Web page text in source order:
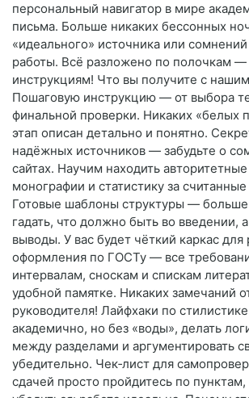
персональный навигатор в мире
письма. Больше никаких бессонных
«идеального» источника или сомнений
работы. Всё разложено по полочкам —
инструкциям! Что вы получите с
Пошаговую инструкцию — от выбора
финальной проверки. Никаких «белых
этап описан детально и понятно.
надёжных источников — забудьте о
сайтах. Научим находить
монографии и статистику за
Готовые шаблоны структуры —
гадать, что должно быть во введении,
выводы. У вас будет чёткий каркас
оформления по ГОСТу — все
интервалам, сноскам и спискам
удобной памятке. Никаких замечаний
руководителя! Лайфхаки по
академично, но без «воды», делать
между разделами и аргументировать
убедительно. Чек‑лист для
сдачей просто пройдитесь по